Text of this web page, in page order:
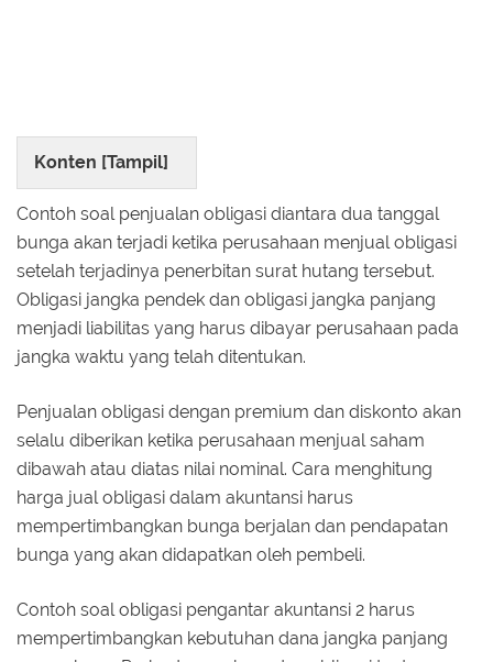
Konten [Tampil]
Contoh soal penjualan obligasi diantara dua tanggal
bunga akan terjadi ketika perusahaan menjual obligasi
setelah terjadinya penerbitan surat hutang tersebut.
Obligasi jangka pendek dan obligasi jangka panjang
menjadi liabilitas yang harus dibayar perusahaan pada
jangka waktu yang telah ditentukan.
Penjualan obligasi dengan premium dan diskonto akan
selalu diberikan ketika perusahaan menjual saham
dibawah atau diatas nilai nominal. Cara menghitung
harga jual obligasi dalam akuntansi harus
mempertimbangkan bunga berjalan dan pendapatan
bunga yang akan didapatkan oleh pembeli.
Contoh soal obligasi pengantar akuntansi 2 harus
mempertimbangkan kebutuhan dana jangka panjang